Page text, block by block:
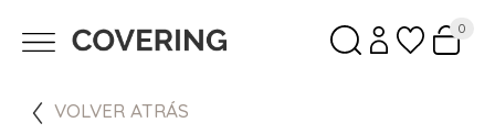
0
VOLVER ATRÁS